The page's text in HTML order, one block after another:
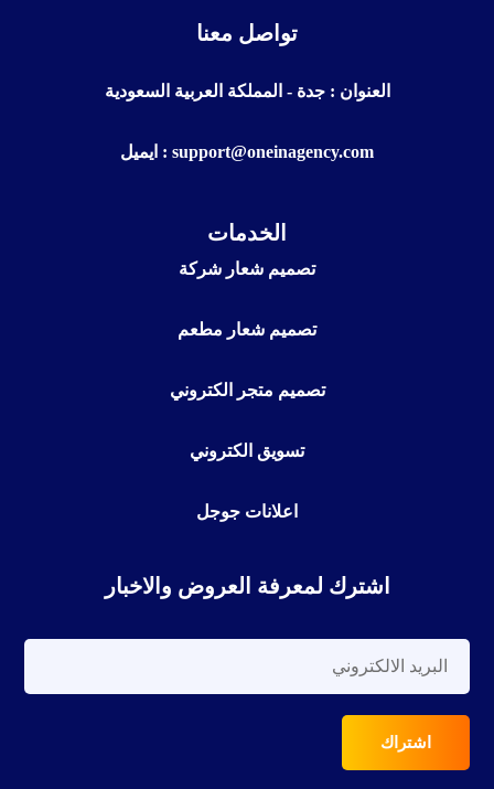
تواصل معنا
العنوان : جدة - المملكة العربية السعودية
ايميل : support@oneinagency.com
الخدمات
تصميم شعار شركة
تصميم شعار مطعم
تصميم متجر الكتروني
تسويق الكتروني
اعلانات جوجل
اشترك لمعرفة العروض والاخبار